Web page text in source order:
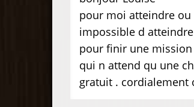
pour moi atteindre ou
impossible d
pour finir une
qui n attend qu une
gratuit . cordialement